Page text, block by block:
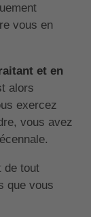
vous en
et en
alors
exercez
vous avez
de tout
que vous